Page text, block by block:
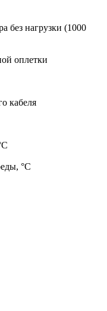
без нагрузки (1000
оплетки
кабеля
°С